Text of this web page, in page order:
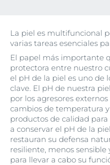
La piel es multifuncional
varias tareas esenciales
El papel más importante
protectora entre nuestro
el pH de la piel es uno de
clave. El pH de nuestra
por los agresores
cambios de temperatura
productos de calidad
a conservar el pH de la
restauran su defensa
resiliente, menos
para llevar a cabo su